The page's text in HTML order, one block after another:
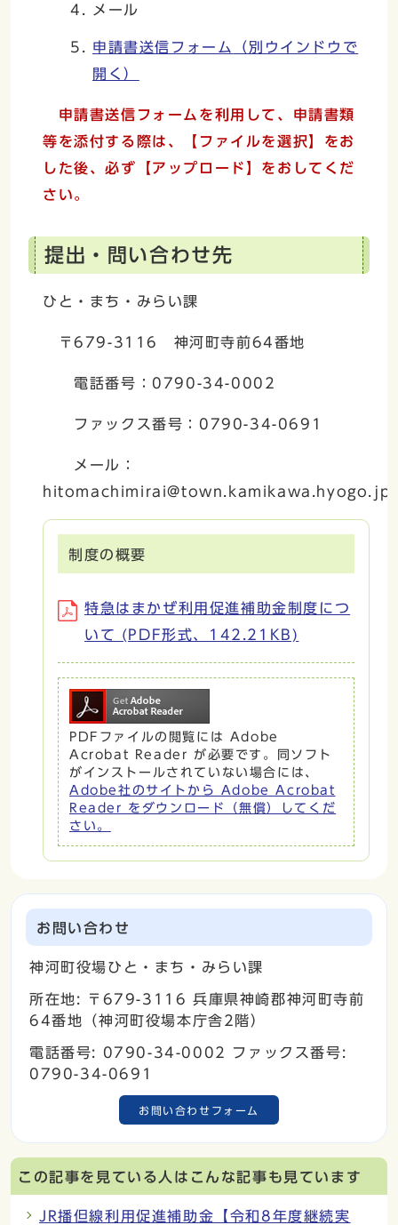
メール
申請書送信フォーム
（別ウインドウで
開く）
申請書送信フォームを利用して、 申請書類
等を添付する際は、【ファイルを選択】をお
した後、必ず【アップロード】をおしてくだ
さい。
提出・問い合わせ先
ひと・まち・みらい課
〒679-3116 神河町寺前64番地
電話番号：0790-34-0002
ファックス番号：0790-34-0691
メール：
hitomachimirai@town.kamikawa.hyogo.jp
制度の概要
特急はまかぜ利用促進補助金制度につ
いて (PDF形式、142.21KB)
PDFファイルの閲覧には Adobe
Acrobat Reader が必要です。同ソフト
がインストールされていない場合には、
Adobe社のサイトから Adobe Acrobat
Reader をダウンロード（無償）してくだ
さい。
お問い合わせ
神河町役場ひと・まち・みらい課
所在地: 〒679-3116 兵庫県神崎郡神河町寺前
64番地（神河町役場本庁舎2階）
電話番号: 0790-34-0002 ファックス番号:
0790-34-0691
お問い合わせフォーム
この記事を見ている人はこんな記事も見ています
JR播但線利用促進補助金【令和8年度継続実